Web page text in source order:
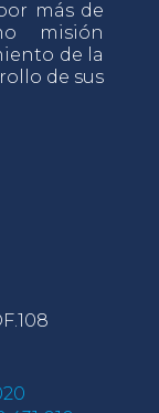
más de
misión
de la
de sus